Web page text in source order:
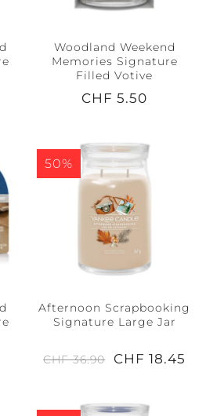
Woodland Weekend
Memories Signature
Filled Votive
CHF 5.50
50%
Afternoon Scrapbooking
Signature Large Jar
CHF 36.90 CHF 18.45